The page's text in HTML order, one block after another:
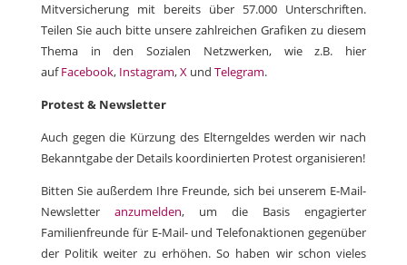
Mitversicherung mit bereits über 57.000 Unterschriften.
Teilen Sie auch bitte unsere zahlreichen Grafiken zu diesem
Thema in den Sozialen Netzwerken, wie z.B. hier
aufFacebook, Instagram,Xund Telegram.
Protest & Newsletter
Auch gegen die Kürzung des Elterngeldes werden wir nach
Bekanntgabe der Details koordinierten Protest organisieren!
Bitten Sie außerdem Ihre Freunde, sich bei unserem E-Mail-
Newsletter anzumelden, um die Basis engagierter
Familienfreunde für E-Mail- und Telefonaktionen gegenüber
der Politik weiter zu erhöhen. So haben wir schon vieles